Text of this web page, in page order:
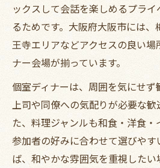
ックスして会話を楽しめるプラ
るためです。大阪府大阪市には
王寺エリアなどアクセスの良い場
ナー会場が揃っています。
個室ディナーは、周囲を気にせず
上司や同僚への気配りが必要な
た、料理ジャンルも和食・洋食・
参加者の好みに合わせて選びやす
ば、和やかな雰囲気を重視した